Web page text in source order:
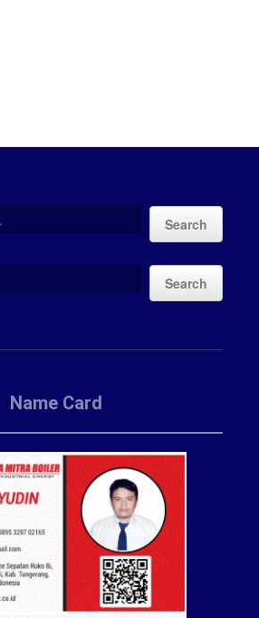
Search
Search
Name Card